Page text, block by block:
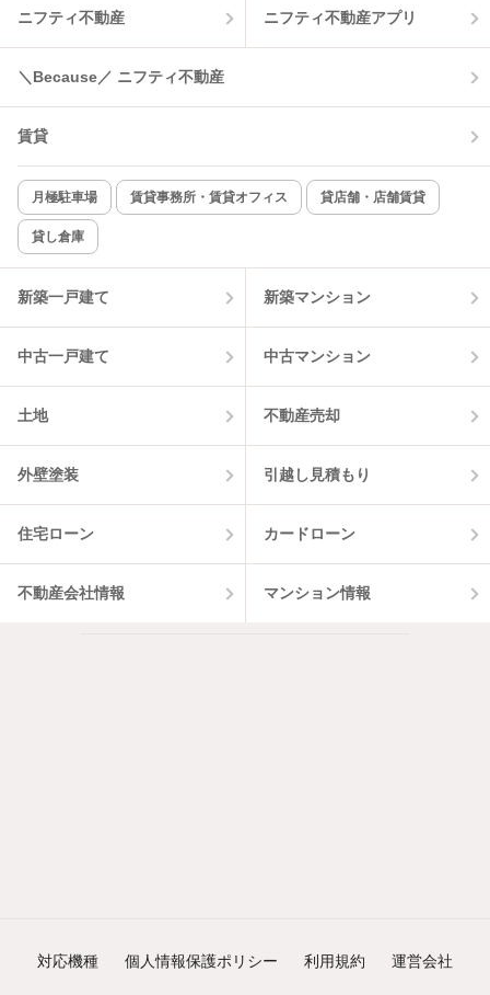
ニフティ不動産 ニフティ不動産アプリ
＼Because／ ニフティ不動産
賃貸
月極駐車場 賃貸事務所・賃貸オフィス 貸店舗・店舗賃貸
貸し倉庫
新築一戸建て 新築マンション
中古一戸建て 中古マンション
土地 不動産売却
外壁塗装 引越し見積もり
住宅ローン カードローン
不動産会社情報 マンション情報
対応機種 個人情報保護ポリシー 利用規約 運営会社